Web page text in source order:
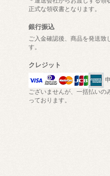
正式な領収書となります。
銀行振込
ご入金確認後、商品を発送致
す。
クレジット
ございませんが、一括払いの
っております。